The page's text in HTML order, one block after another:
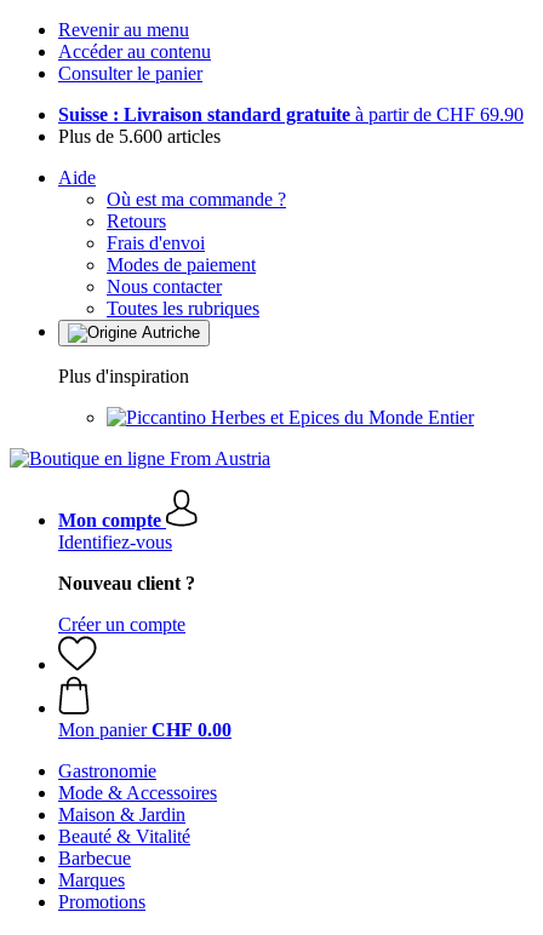
Revenir au menu
Accéder au contenu
Consulter le panier
Suisse : Livraison standard gratuite à partir de CHF 69.90
Plus de 5.600 articles
Aide
Où est ma commande ?
Retours
Frais d'envoi
Modes de paiement
Nous contacter
Toutes les rubriques
Plus d'inspiration
Herbes et Epices du Monde Entier
Mon compte
Identifiez-vous
Nouveau client ?
Créer un compte
Mon panier CHF 0.00
Gastronomie
Mode & Accessoires
Maison & Jardin
Beauté & Vitalité
Barbecue
Marques
Promotions